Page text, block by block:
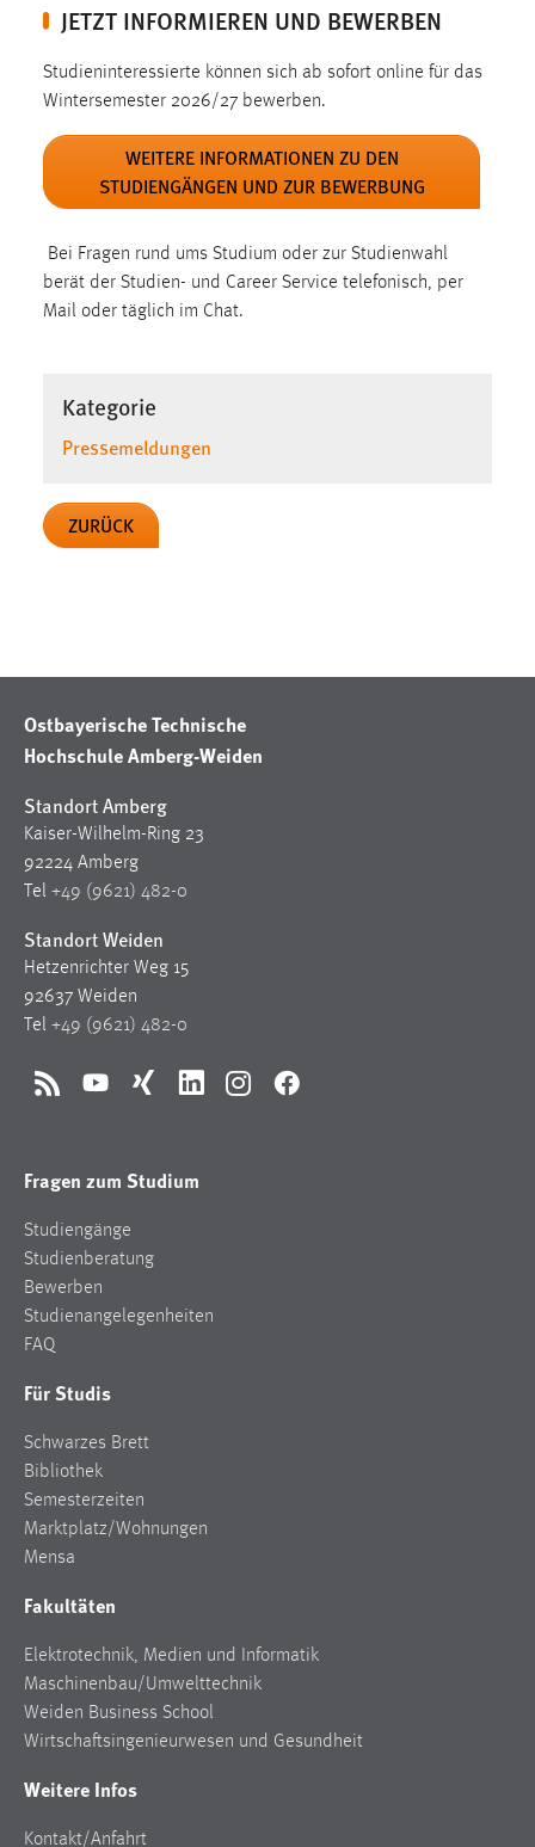
JETZT INFORMIEREN UND BEWERBEN
Studieninteressierte können sich ab sofort online für das
Wintersemester 2026/27 bewerben.
WEITERE INFORMATIONEN ZU DEN
STUDIENGÄNGEN UND ZUR BEWERBUNG
Bei Fragen rund ums Studium oder zur Studienwahl
berät der Studien- und Career Service telefonisch, per
Mail oder täglich im Chat.
Kategorie
Pressemeldungen
ZURÜCK
Ostbayerische Technische
Hochschule Amberg-Weiden
Standort Amberg
Kaiser-Wilhelm-Ring 23
92224 Amberg
Tel +49 (9621) 482-0
Standort Weiden
Hetzenrichter Weg 15
92637 Weiden
Tel +49 (9621) 482-0
RSS YouTubeXing LinkedInInstagramFacebook
Fragen zum Studium
Studiengänge
Studienberatung
Bewerben
Studienangelegenheiten
FAQ
Für Studis
Schwarzes Brett
Bibliothek
Semesterzeiten
Marktplatz/Wohnungen
Mensa
Fakultäten
Elektrotechnik, Medien und Informatik
Maschinenbau/Umwelttechnik
Weiden Business School
Wirtschaftsingenieurwesen und Gesundheit
Weitere Infos
Kontakt/Anfahrt